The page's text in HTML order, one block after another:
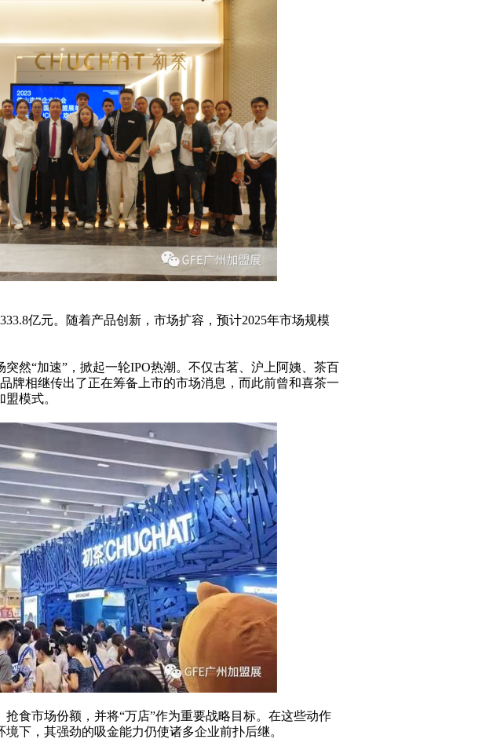
亿元。随着产品创新，市场扩容，预计2025年市场规模
然“加速”，掀起一轮IPO热潮。不仅古茗、沪上阿姨、茶百
牌相继传出了正在筹备上市的市场消息，而此前曾和喜茶一
模式。
食市场份额，并将“万店”作为重要战略目标。在这些动作
下，其强劲的吸金能力仍使诸多企业前扑后继。